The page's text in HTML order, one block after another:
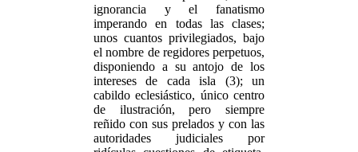
ignorancia y el fanatismo
imperando en todas las clases;
unos cuantos privilegiados, bajo
el nombre de regidores perpetuos,
disponiendo a su antojo de los
intereses de cada isla (3); un
cabildo eclesiástico, único centro
de ilustración, pero siempre
reñido con sus prelados y con las
autoridades judiciales por